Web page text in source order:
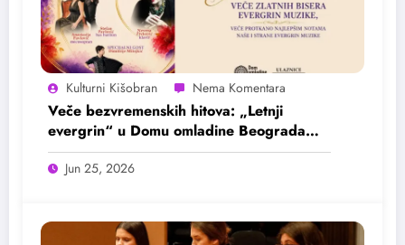
Kulturni Kišobran
Veče bezvremenskih hitova: „Letnji
evergrin“ u Domu omladine Beograda
25. juna
Jun 25, 2026